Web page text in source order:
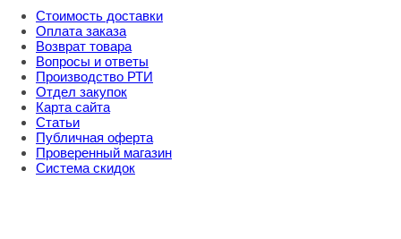
Стоимость доставки
Оплата заказа
Возврат товара
Вопросы и ответы
Производство РТИ
Отдел закупок
Карта сайта
Статьи
Публичная оферта
Проверенный магазин
Система скидок